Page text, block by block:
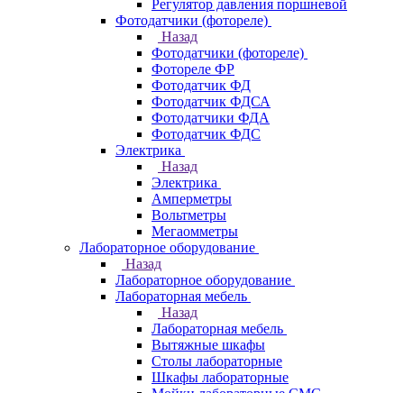
Регулятор давления поршневой
Фотодатчики (фотореле)
Назад
Фотодатчики (фотореле)
Фотореле ФР
Фотодатчик ФД
Фотодатчик ФДСА
Фотодатчики ФДА
Фотодатчик ФДС
Электрика
Назад
Электрика
Амперметры
Вольтметры
Мегаомметры
Лабораторное оборудование
Назад
Лабораторное оборудование
Лабораторная мебель
Назад
Лабораторная мебель
Вытяжные шкафы
Столы лабораторные
Шкафы лабораторные